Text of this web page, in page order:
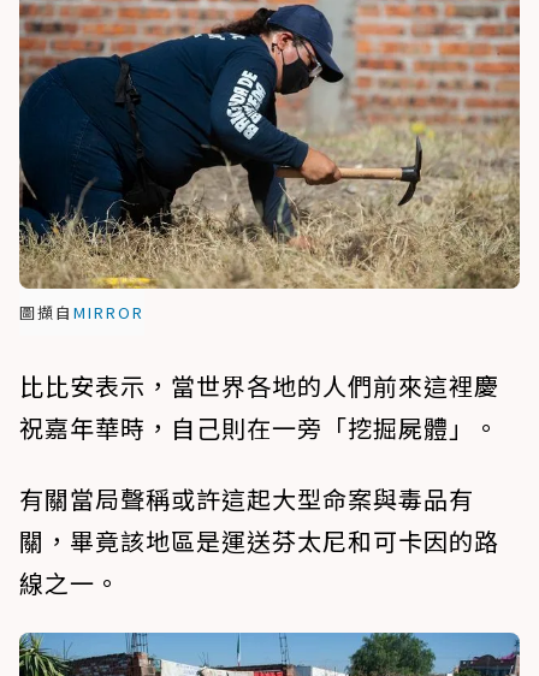
圖擷自 MIRROR
比比安表示，當世界各地的人們前來這裡慶
祝嘉年華時，自己則在一旁「挖掘屍體」。
有關當局聲稱或許這起大型命案與毒品有
關，畢竟該地區是運送芬太尼和可卡因的路
線之一。